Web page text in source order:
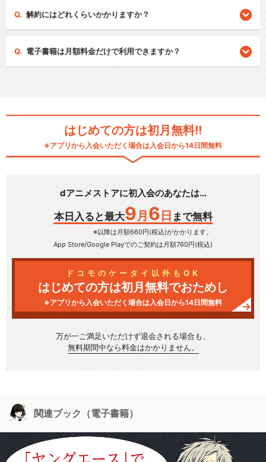
解約にはどれくらいかかりますか？
電子書籍は月額料金だけで利用できますか？
はじめての方は初月無料!!
※アプリから入会いただく場合は入会日から14日間無料
dアニメストアに初入会のあなたは…
本日入ると最大9 月 6 日 まで無料
※以降は月額660円(税込)がかかります。
App Store/Google Playでのご契約は月額760円(税込)
ドコモのケータイ以外もOK
はじめての方は初月無料でおためし
※アプリから入会いただく場合は入会日から14日間無料
万が一ご満足いただけず退会される場合も、
無料期間中なら料金はかかりません。
関連ブック（電子書籍）